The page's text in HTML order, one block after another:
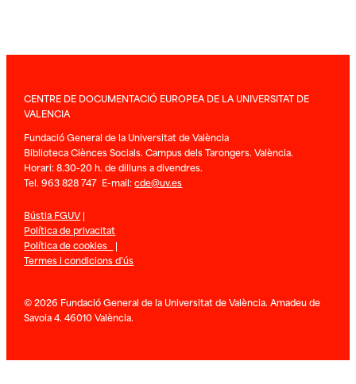
CENTRE DE DOCUMENTACIÓ EUROPEA DE LA UNIVERSITAT DE
VALENCIA
Fundació General de la Universitat de València
Biblioteca Ciènces Socials. Campus dels Tarongers. València.
Horari: 8.30-20 h. de dilluns a divendres.
Tel. 963 828 747 E-mail:cde@uv.es
Bústia FGUV|
Política de privacitat
Política de cookies |
Termes i condicions d’ús
© 2026 Fundació General de la Universitat de València. Amadeu de
Savoia 4. 46010 València.